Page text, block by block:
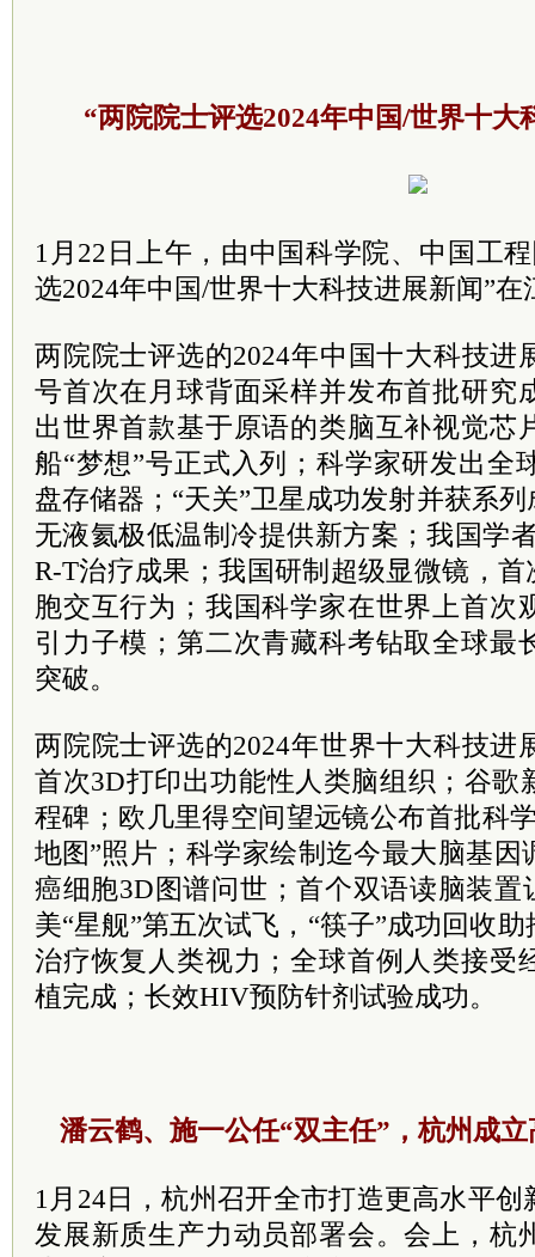
“两院院士评选2024年中国/世界十大
1月22日上午，由中国科学院、中国工
选2024年中国/世界十大科技进展新闻”
两院院士评选的2024年中国十大科技进
号首次在月球背面采样并发布首批研究
出世界首款基于原语的类脑互补视觉芯
船“梦想”号正式入列；科学家研发出全
盘存储器；“天关”卫星成功发射并获系
无液氦极低温制冷提供新方案；我国学
R-T治疗成果；我国研制超级显微镜，首
胞交互行为；我国科学家在世界上首次
引力子模；第二次青藏科考钻取全球最
突破。
两院院士评选的2024年世界十大科技进
首次3D打印出功能性人类脑组织；谷歌
程碑；欧几里得空间望远镜公布首批科
地图”照片；科学家绘制迄今最大脑基
癌细胞3D图谱问世；首个双语读脑装置
美“星舰”第五次试飞，“筷子”成功回收
治疗恢复人类视力；全球首例人类接受
植完成；长效HIV预防针剂试验成功。
潘云鹤、施一公任“双主任”，杭州成
1月24日，杭州召开全市打造更高水平
发展新质生产力动员部署会。会上，杭